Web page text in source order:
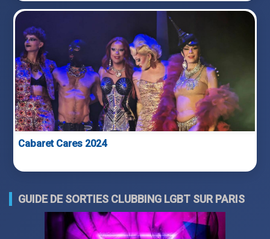
Cabaret Cares 2024
GUIDE DE SORTIES CLUBBING LGBT SUR PARIS